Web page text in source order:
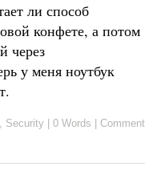
ли способ
конфете, а потом
через
у меня ноутбук
, Security 0 Words Comment